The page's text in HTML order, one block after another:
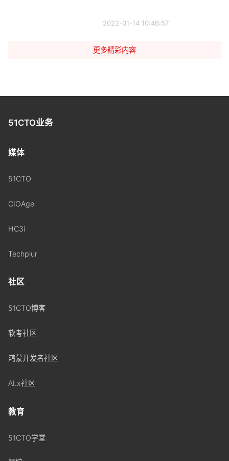
2022-01-14 10:46:57
更多精彩内容
51CTO业务
媒体
51CTO
CIOAge
HC3i
Techplur
社区
51CTO博客
软考社区
鸿蒙开发者社区
AI.x社区
教育
51CTO学堂